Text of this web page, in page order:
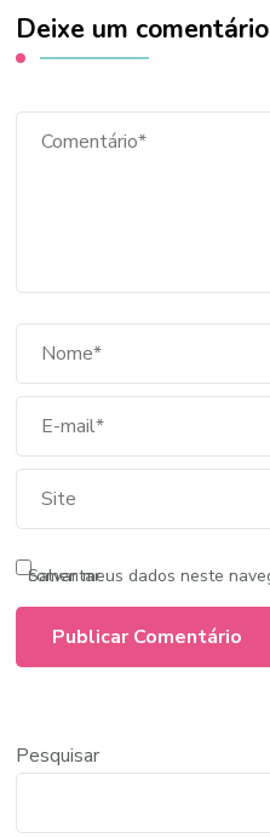
Deixe um comentário
Salvar meus dados neste navegador para a próxima vez que eu comentar.
Pesquisar